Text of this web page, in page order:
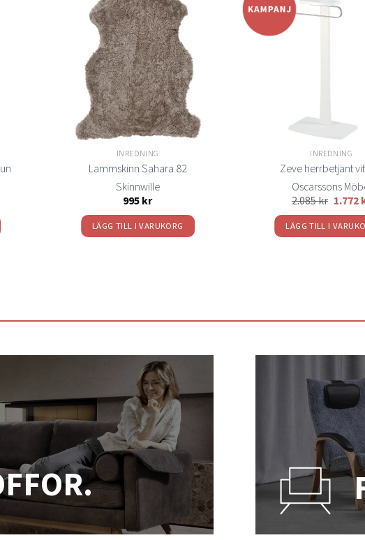
önskelistan
INREDNING
Lammskinn Sahara 82
Skinnwille
995 kr
LÄGG TILL I VARUKORG
INREDNING
Zeve herrbetjänt
Oscarssons
2.085kr 1.772
LÄGG TILL I